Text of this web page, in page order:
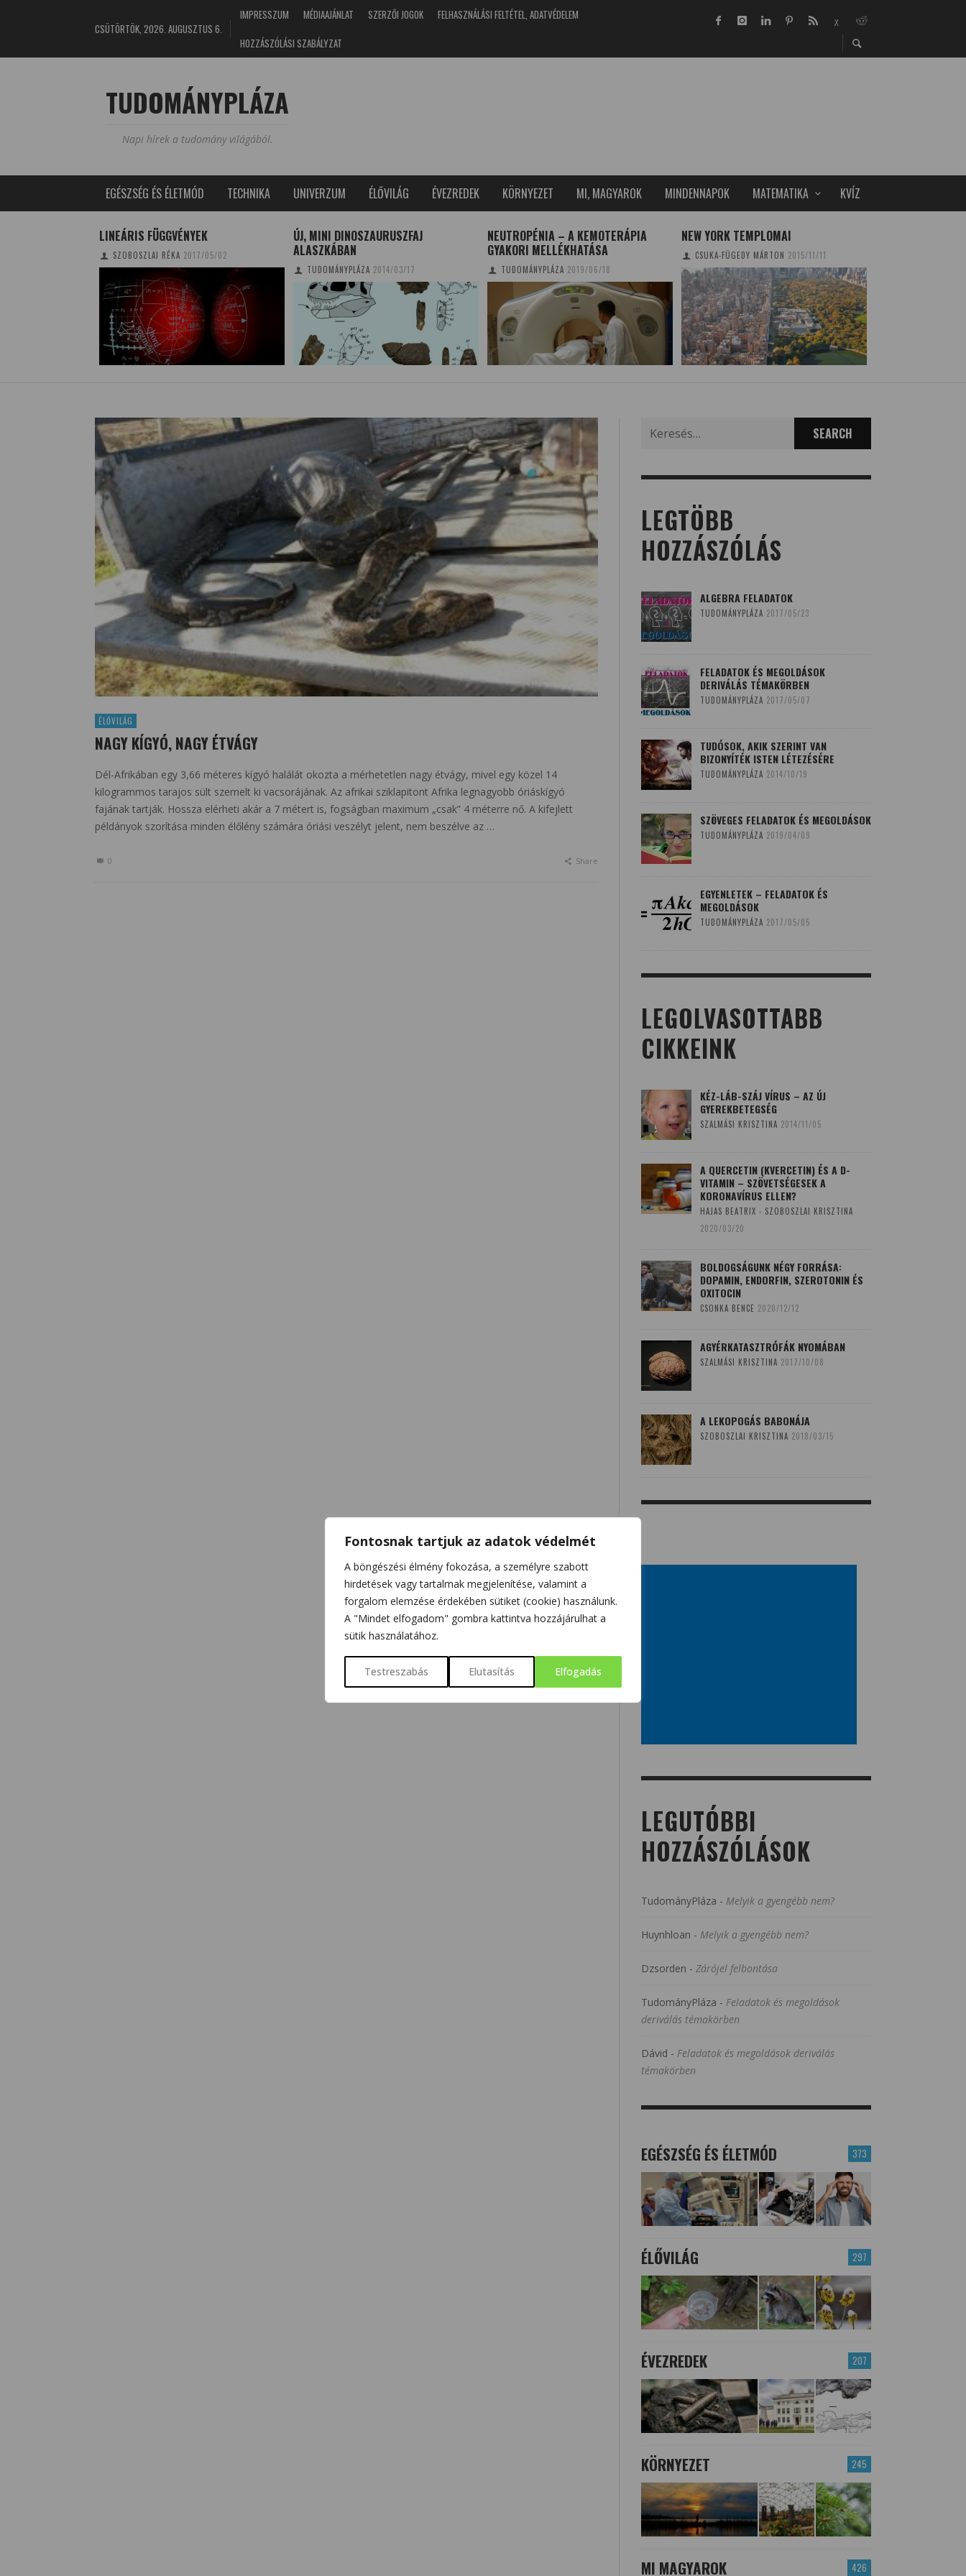
Fontosnak tartjuk az adatok védelmét
A böngészési élmény fokozása, a személyre szabott
hirdetések vagy tartalmak megjelenítése, valamint a
forgalom elemzése érdekében sütiket (cookie) használunk.
A "Mindet elfogadom" gombra kattintva hozzájárulhat a
sütik használatához.
Testreszabás Elutasítás Elfogadás
CSÜTÖRTÖK, 2026. AUGUSZTUS 6.
IMPRESSZUM MÉDIAAJÁNLAT SZERZŐI JOGOK
FELHASZNÁLÁSI FELTÉTEL, ADATVÉDELEM
HOZZÁSZÓLÁSI SZABÁLYZAT
TUDOMÁNYPLÁZA
Napi hírek a tudomány világából.
EGÉSZSÉG ÉS ÉLETMÓD TECHNIKA UNIVERZUM ÉLŐVILÁG ÉVEZREDEK KÖRNYEZET MI, MAGYAROK MINDENNAPOK MATEMATIKA KVÍZ
LINEÁRIS FÜGGVÉNYEK
SZOBOSZLAI RÉKA 2017/05/02
ÚJ, MINI DINOSZAURUSZFAJ
ALASZKÁBAN
TUDOMÁNYPLÁZA 2014/03/17
NEUTROPÉNIA – A KEMOTERÁPIA
GYAKORI MELLÉKHATÁSA
TUDOMÁNYPLÁZA 2019/06/18
NEW YORK TEMPLOMAI
CSUKA-FÜGEDY MÁRTON 2015/11/11
ÉLŐVILÁG
NAGY KÍGYÓ, NAGY ÉTVÁGY
Dél-Afrikában egy 3,66 méteres kígyó halálát okozta a mérhetetlen nagy étvágy, mivel egy közel 14
kilogrammos tarajos sült szemelt ki vacsorájának. Az afrikai sziklapitont Afrika legnagyobb óriáskígyó
fajának tartják. Hossza elérheti akár a 7 métert is, fogságban maximum „csak” 4 méterre nő. A kifejlett
példányok szorítása minden élőlény számára óriási veszélyt jelent, nem beszélve az …
0 Share
for:
LEGTÖBB
HOZZÁSZÓLÁS
ALGEBRA FELADATOK
TUDOMÁNYPLÁZA 2017/05/23
FELADATOK ÉS MEGOLDÁSOK
DERIVÁLÁS TÉMAKÖRBEN
TUDOMÁNYPLÁZA 2017/05/07
TUDÓSOK, AKIK SZERINT VAN
BIZONYÍTÉK ISTEN LÉTEZÉSÉRE
TUDOMÁNYPLÁZA 2014/10/19
SZÖVEGES FELADATOK ÉS MEGOLDÁSOK
TUDOMÁNYPLÁZA 2019/04/09
EGYENLETEK – FELADATOK ÉS
MEGOLDÁSOK
TUDOMÁNYPLÁZA 2017/05/05
LEGOLVASOTTABB
CIKKEINK
KÉZ-LÁB-SZÁJ VÍRUS – AZ ÚJ
GYEREKBETEGSÉG
SZALMÁSI KRISZTINA 2014/11/05
A QUERCETIN (KVERCETIN) ÉS A D-
VITAMIN – SZÖVETSÉGESEK A
KORONAVÍRUS ELLEN?
HAJAS BEATRIX - SZOBOSZLAI KRISZTINA
2020/03/20
BOLDOGSÁGUNK NÉGY FORRÁSA:
DOPAMIN, ENDORFIN, SZEROTONIN ÉS
OXITOCIN
CSONKA BENCE 2020/12/12
AGYÉRKATASZTRÓFÁK NYOMÁBAN
SZALMÁSI KRISZTINA 2017/10/08
A LEKOPOGÁS BABONÁJA
SZOBOSZLAI KRISZTINA 2018/03/15
LEGUTÓBBI
HOZZÁSZÓLÁSOK
TudományPláza - Melyik a gyengébb nem?
Huynhloan - Melyik a gyengébb nem?
Dzsorden - Zárójel felbontása
TudományPláza - Feladatok és megoldások
deriválás témakörben
Dávid - Feladatok és megoldások deriválás
témakörben
373
EGÉSZSÉG ÉS ÉLETMÓD
297
ÉLŐVILÁG
207
ÉVEZREDEK
245
KÖRNYEZET
426
MI MAGYAROK